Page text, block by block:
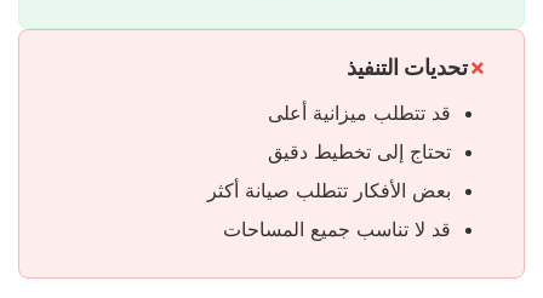
تحديات التنفيذ
قد تتطلب ميزانية أعلى
تحتاج إلى تخطيط دقيق
بعض الأفكار تتطلب صيانة أكثر
قد لا تناسب جميع المساحات